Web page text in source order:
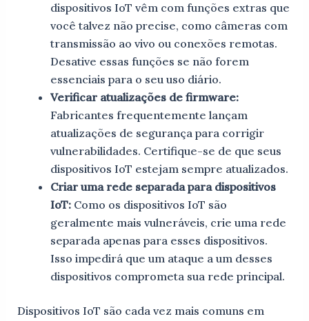
dispositivos IoT vêm com funções extras que
você talvez não precise, como câmeras com
transmissão ao vivo ou conexões remotas.
Desative essas funções se não forem
essenciais para o seu uso diário.
Verificar atualizações de firmware:
Fabricantes frequentemente lançam
atualizações de segurança para corrigir
vulnerabilidades. Certifique-se de que seus
dispositivos IoT estejam sempre atualizados.
Criar uma rede separada para dispositivos
IoT:Como os dispositivos IoT são
geralmente mais vulneráveis, crie uma rede
separada apenas para esses dispositivos.
Isso impedirá que um ataque a um desses
dispositivos comprometa sua rede principal.
Dispositivos IoT são cada vez mais comuns em